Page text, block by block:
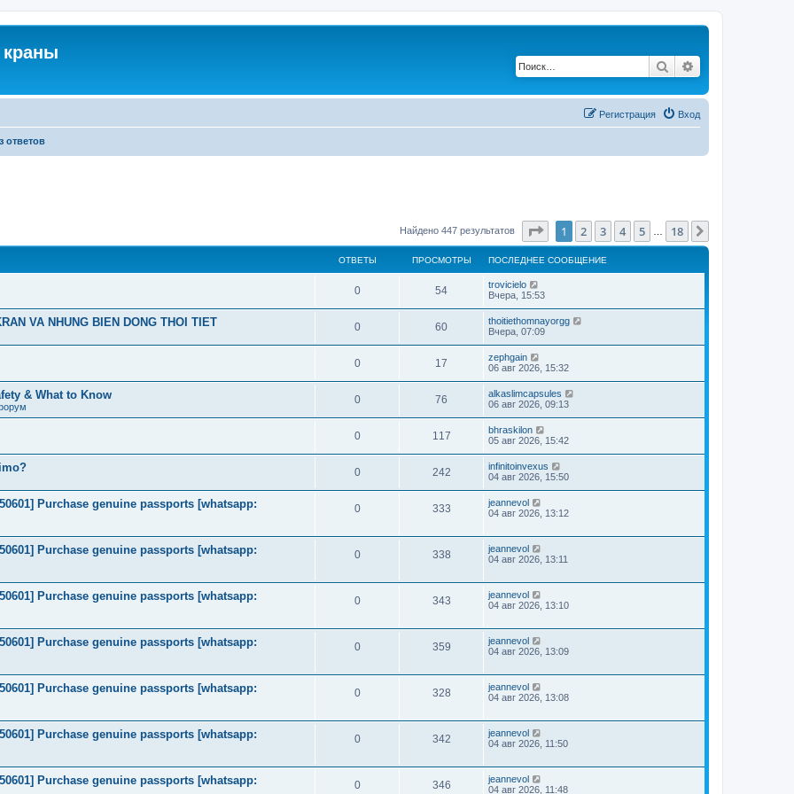
Поиск
Вход
Регистрация
ответов
Найдено 447 результатов Страница1 из 18
1 2 3 4 5 18
ОТВЕТЫ ПРОСМОТРЫ ПОСЛЕДНЕЕ СООБЩЕНИЕ
0 54
trovicielo
Вчера, 15:53
VA NHUNG BIEN DONG THOI TIET 0 60
thoitiethomnayorgg
Вчера, 07:09
0 17
zephgain
06 авг 2026, 15:32
& What to Know 0 76
alkaslimcapsules
06 авг 2026, 09:13
0 117
bhraskilon
05 авг 2026, 15:42
0 242
infinitoinvexus
04 авг 2026, 15:50
Purchase genuine passports [whatsapp: 0 333
jeannevol
04 авг 2026, 13:12
Purchase genuine passports [whatsapp: 0 338
jeannevol
04 авг 2026, 13:11
Purchase genuine passports [whatsapp: 0 343
jeannevol
04 авг 2026, 13:10
Purchase genuine passports [whatsapp: 0 359
jeannevol
04 авг 2026, 13:09
Purchase genuine passports [whatsapp: 0 328
jeannevol
04 авг 2026, 13:08
Purchase genuine passports [whatsapp: 0 342
jeannevol
04 авг 2026, 11:50
Purchase genuine passports [whatsapp: 0 346
jeannevol
04 авг 2026, 11:48